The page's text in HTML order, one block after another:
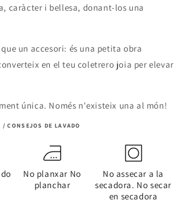
caràcter i bellesa, donant-los una
un accesori: és una petita obra
en el teu coletrero joia per elevar
única. Només n'existeix una al món!
/ CONSEJOS DE LAVADO
No planxar No
planchar
No assecar a la
secadora. No secar
en secadora